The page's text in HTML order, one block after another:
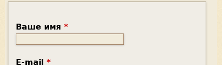
Ваше имя *
E-mail *